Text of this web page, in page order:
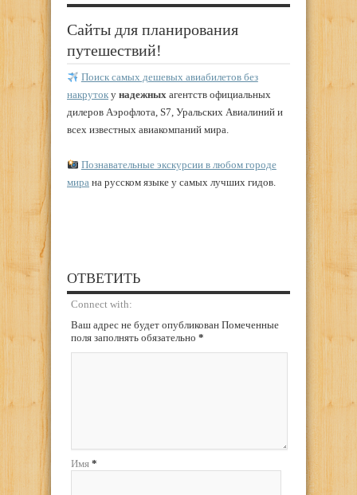
Сайты для планирования
путешествий!
Поиск самых дешевых авиабилетов без
накруток у надежных агентств официальных
дилеров Аэрофлота, S7, Уральских Авиалиний и
всех известных авиакомпаний мира.
Познавательные экскурсии в любом городе
мира на русском языке у самых лучших гидов.
ОТВЕТИТЬ
Connect with:
Ваш адрес не будет опубликован Помеченные
поля заполнять обязательно *
Имя *